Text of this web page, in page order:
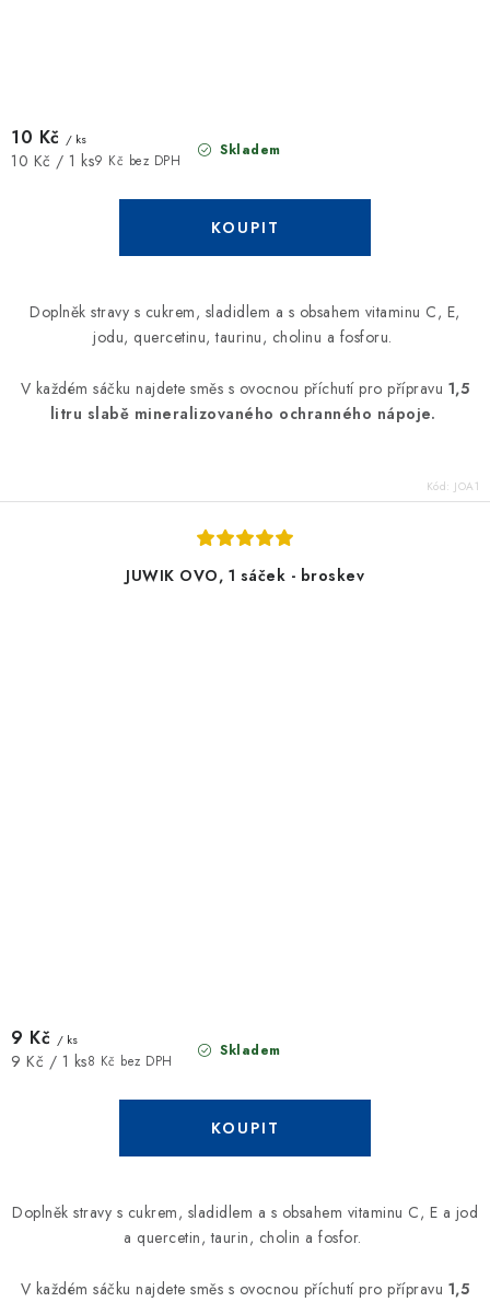
Skladem
9 Kč bez DPH
10 Kč / ks
Měrná
10 Kč / 1 ks
Doplněk stravy s cukrem, sladidlem a s obsahem vitaminu C, E,
jodu, quercetinu, taurinu, cholinu a fosforu.
V každém sáčku najdete směs s ovocnou příchutí pro přípravu 1,5
litru slabě mineralizovaného ochranného nápoje.
Kód: JOA1
JUWIK OVO, 1 sáček - broskev
Skladem
8 Kč bez DPH
9 Kč / ks
Měrná
9 Kč / 1 ks
Doplněk stravy s cukrem, sladidlem a s obsahem vitaminu C, E a jod
a quercetin, taurin, cholin a fosfor.
V každém sáčku najdete směs s ovocnou příchutí pro přípravu 1,5